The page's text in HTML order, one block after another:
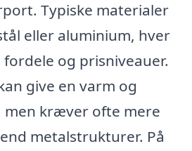
Typiske materialer
eller aluminium, hver
og prisniveauer.
give en varm og
kræver ofte mere
metalstrukturer. På